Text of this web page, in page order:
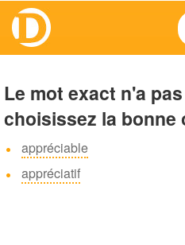
Le mot exact n'a
choisissez la bonne
appréciable
appréciatif